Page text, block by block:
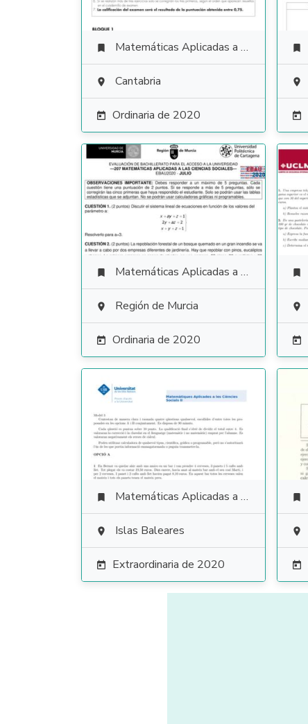
 Matemáticas Aplicadas a las Ciencias Sociales
 Cantabria
 Ordinaria de 2020



 Matemáticas Aplicadas a las Ciencias Sociales
 Región de Murcia
 Ordinaria de 2020



 Matemáticas Aplicadas a las Ciencias Sociales
 Islas Baleares
 Extraordinaria de 2020


